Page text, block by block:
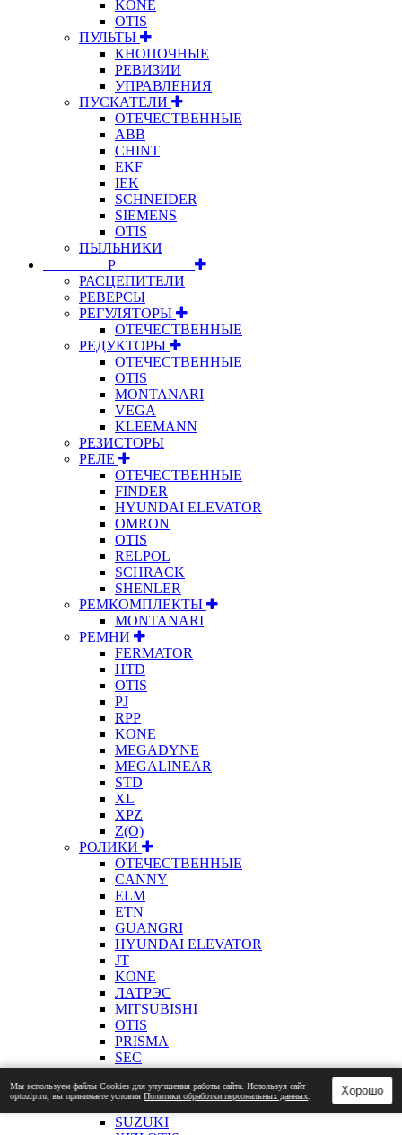
KONE
OTIS
ПУЛЬТЫ
КНОПОЧНЫЕ
РЕВИЗИИ
УПРАВЛЕНИЯ
ПУСКАТЕЛИ
ОТЕЧЕСТВЕННЫЕ
ABB
CHINT
EKF
IEK
SCHNEIDER
SIEMENS
OTIS
ПЫЛЬНИКИ
⠀⠀⠀⠀⠀⠀Р⠀⠀⠀⠀⠀⠀⠀
РАСЦЕПИТЕЛИ
РЕВЕРСЫ
РЕГУЛЯТОРЫ
ОТЕЧЕСТВЕННЫЕ
РЕДУКТОРЫ
ОТЕЧЕСТВЕННЫЕ
OTIS
MONTANARI
VEGA
KLEEMANN
РЕЗИСТОРЫ
РЕЛЕ
ОТЕЧЕСТВЕННЫЕ
FINDER
HYUNDAI ELEVATOR
OMRON
OTIS
RELPOL
SCHRACK
SHENLER
РЕМКОМПЛЕКТЫ
MONTANARI
РЕМНИ
FERMATOR
HTD
OTIS
PJ
RPP
KONE
MEGADYNE
MEGALINEAR
STD
XL
XPZ
Z(О)
РОЛИКИ
ОТЕЧЕСТВЕННЫЕ
CANNY
ELM
ETN
GUANGRI
HYUNDAI ELEVATOR
JT
KONE
ЛАТРЭС
MITSUBISHI
OTIS
PRISMA
SEC
SELCOM
SCHINDLER
LG SIGMA
SUZUKI
Мы используем файлы Сookies для улучшения работы сайта. Используя сайт
optozip.ru, вы принимаете условияПолитики обработки персональных данных Хорошо